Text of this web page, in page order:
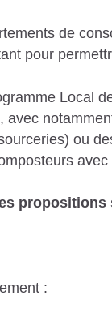
de
pour
Local
avec
ou
avec
: